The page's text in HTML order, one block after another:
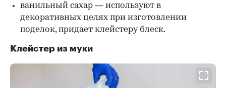
ванильный сахар — используют в
декоративных целях при изготовлении
поделок, придает клейстеру блеск.
Клейстер из муки